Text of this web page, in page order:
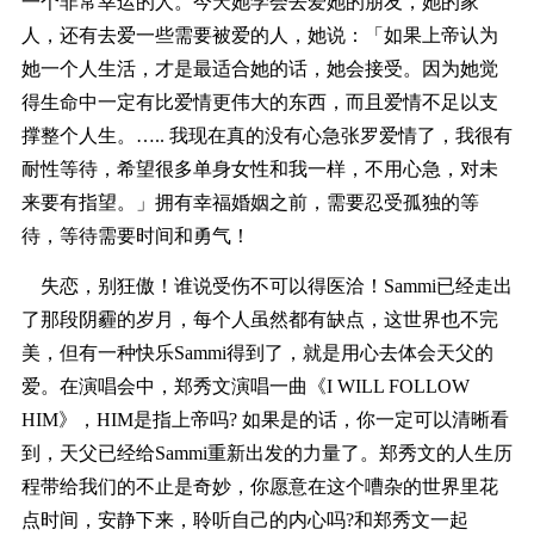
人，还有去爱一些需要被爱的人，她说：「如果上帝认为
她一个人生活，才是最适合她的话，她会接受。因为她觉
得生命中一定有比爱情更伟大的东西，而且爱情不足以支
撑整个人生。….. 我现在真的没有心急张罗爱情了，我很有
耐性等待，希望很多单身女性和我一样，不用心急，对未
来要有指望。」拥有幸福婚姻之前，需要忍受孤独的等
待，等待需要时间和勇气！
失恋，别狂傲！谁说受伤不可以得医洽！Sammi已经走出
了那段阴霾的岁月，每个人虽然都有缺点，这世界也不完
美，但有一种快乐Sammi得到了，就是用心去体会天父的
爱。在演唱会中，郑秀文演唱一曲《I WILL FOLLOW
HIM》，HIM是指上帝吗? 如果是的话，你一定可以清晰看
到，天父已经给Sammi重新出发的力量了。郑秀文的人生历
程带给我们的不止是奇妙，你愿意在这个嘈杂的世界里花
点时间，安静下来，聆听自己的内心吗?和郑秀文一起